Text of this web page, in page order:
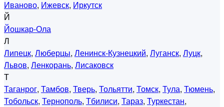
Иваново, Ижевск, Иркутск
Й
Йошкар-Ола
Л
Липецк, Люберцы, Ленинск-Кузнецкий, Луганск, Луцк,
Львов, Ленкорань, Лисаковск
Т
Таганрог, Тамбов, Тверь, Тольятти, Томск, Тула, Тюмень,
Тобольск, Тернополь, Тбилиси, Тараз, Туркестан,